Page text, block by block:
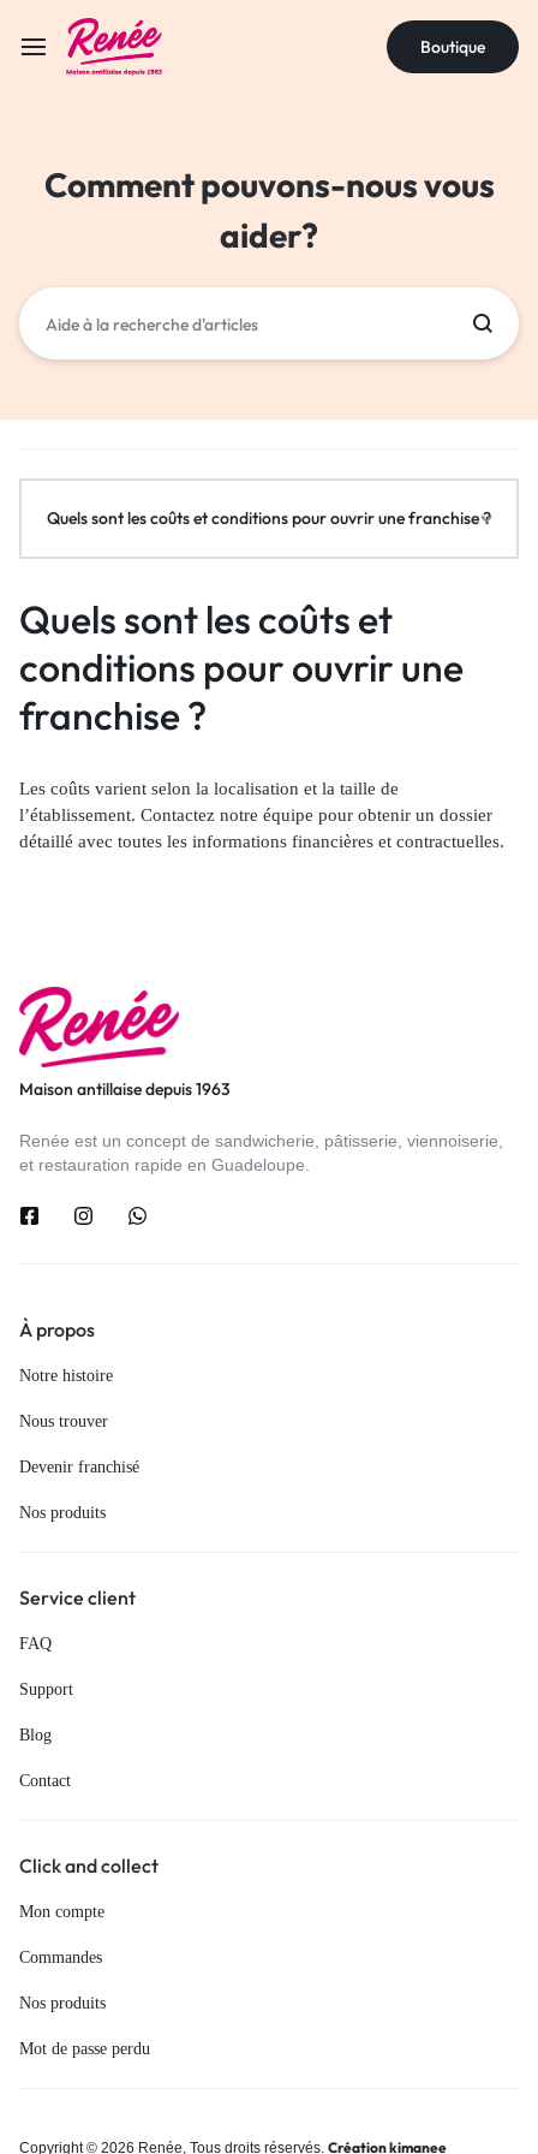
Boutique
Comment pouvons-nous vous
aider?
Quels sont les coûts et
conditions pour ouvrir une
franchise ?
Les coûts varient selon la localisation et la taille de
l’établissement. Contactez notre équipe pour obtenir un dossier
détaillé avec toutes les informations financières et contractuelles.
Quels sont les coûts et conditions pour ouvrir une franchise ?
Maison antillaise depuis 1963
Renée est un concept de sandwicherie, pâtisserie, viennoiserie,
et restauration rapide en Guadeloupe.
À propos
Notre histoire
Nous trouver
Devenir franchisé
Nos produits
Service client
FAQ
Support
Blog
Contact
Click and collect
Mon compte
Commandes
Nos produits
Mot de passe perdu
Copyright © 2026 Renée, Tous droits réservés. Création kimanee